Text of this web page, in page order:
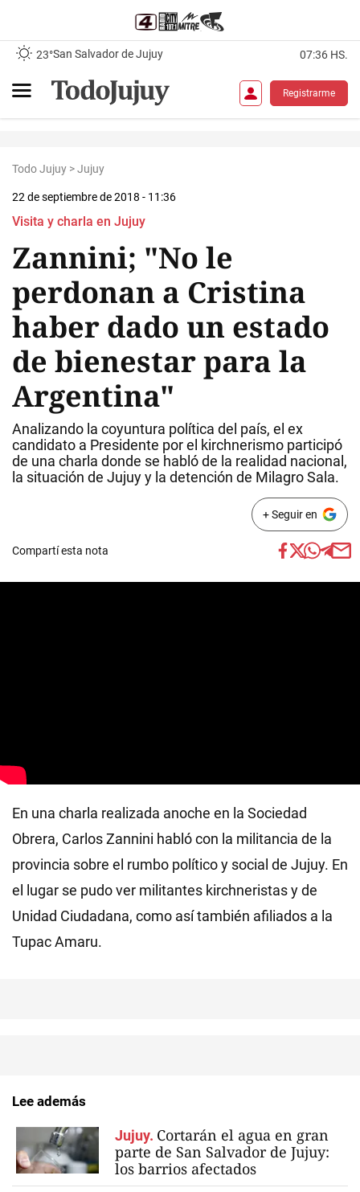
23°San Salvador de Jujuy 07:36 HS.
Registrarme
Todo Jujuy >Jujuy
22 de septiembre de 2018 - 11:36
Visita y charla en Jujuy
Zannini; "No le
perdonan a Cristina
haber dado un estado
de bienestar para la
Argentina"
Analizando la coyuntura política del país, el ex
candidato a Presidente por el kirchnerismo participó
de una charla donde se habló de la realidad nacional,
la situación de Jujuy y la detención de Milagro Sala.
+ Seguir en
Compartí esta nota
En una charla realizada anoche en la Sociedad
Obrera, Carlos Zannini habló con la militancia de la
provincia sobre el rumbo político y social de Jujuy. En
el lugar se pudo ver militantes kirchneristas y de
Unidad Ciudadana, como así también afiliados a la
Tupac Amaru.
Lee además
Jujuy. Cortarán el agua en gran
parte de San Salvador de Jujuy:
los barrios afectados